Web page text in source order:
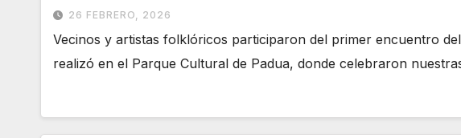
26 FEBRERO, 2026
Vecinos y artistas folklóricos participaron del primer encuentro
realizó en el Parque Cultural de Padua, donde celebraron